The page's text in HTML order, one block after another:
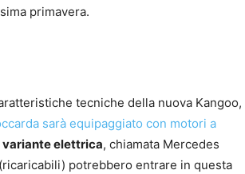
primavera.
tecniche della nuova Kangoo,
sarà equipaggiato con motori a
variante elettrica, chiamata Mercedes
potrebbero entrare in questa